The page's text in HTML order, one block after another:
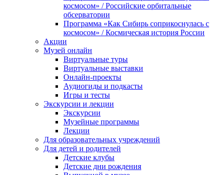
космосом» / Российские орбитальные
обсерватории
Программа «Как Сибирь соприкоснулась с
космосом» / Космическая история России
Акции
Музей онлайн
Виртуальные туры
Виртуальные выставки
Онлайн-проекты
Аудиогиды и подкасты
Игры и тесты
Экскурсии и лекции
Экскурсии
Музейные программы
Лекции
Для образовательных учреждений
Для детей и родителей
Детские клубы
Детские дни рождения